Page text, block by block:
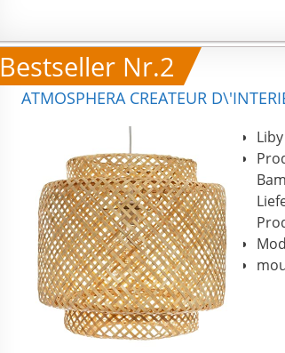
Bestseller Nr.2
ATMOSPHERA CREATEUR